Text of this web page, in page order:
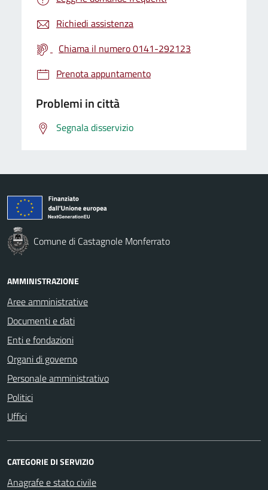
Richiedi assistenza
Chiama il numero 0141-292123
Prenota appuntamento
Problemi in città
Segnala disservizio
Comune di Castagnole Monferrato
AMMINISTRAZIONE
Aree amministrative
Documenti e dati
Enti e fondazioni
Organi di governo
Personale amministrativo
Politici
Uffici
CATEGORIE DI SERVIZIO
Anagrafe e stato civile